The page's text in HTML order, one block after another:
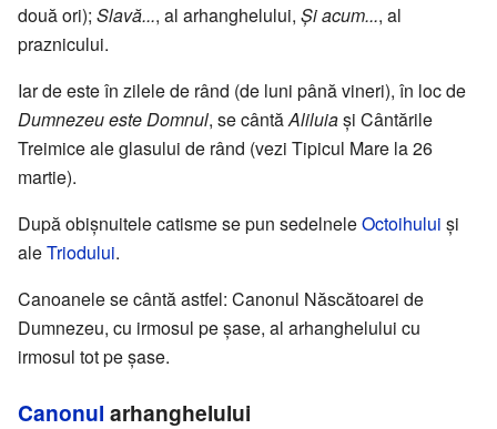
două ori); Slavă..., al arhanghelului, Și acum..., al
praznicului.
Iar de este în zilele de rând (de luni până vineri), în loc de
Dumnezeu este Domnul, se cântăAliluiaşi Cântările
Treimice ale glasului de rând (vezi Tipicul Mare la 26
martie).
După obişnuitele catisme se pun sedelneleOctoihului şi
aleTriodului.
Canoanele se cântă astfel: Canonul Născătoarei de
Dumnezeu, cu irmosul pe şase, al arhanghelului cu
irmosul tot pe şase.
Canonul arhanghelului